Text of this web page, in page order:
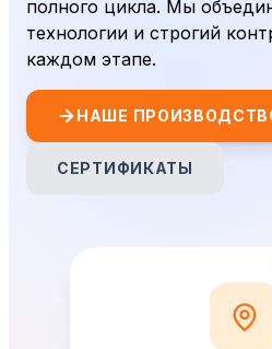
полного цикла. Мы
технологии и строгий
каждом этапе.
НАШЕ
СЕРТИФИКАТЫ